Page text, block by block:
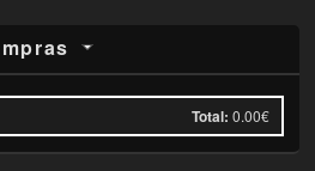
Total: 0.00€